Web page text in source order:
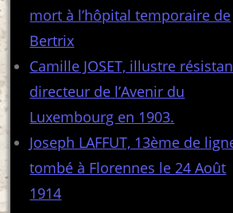
mort à l’hôpital temporaire de
Bertrix
Camille JOSET, illustre
directeur de l’Avenir du
Luxembourg en 1903.
Joseph LAFFUT, 13ème de
tombé à Florennes le 24 Août
1914